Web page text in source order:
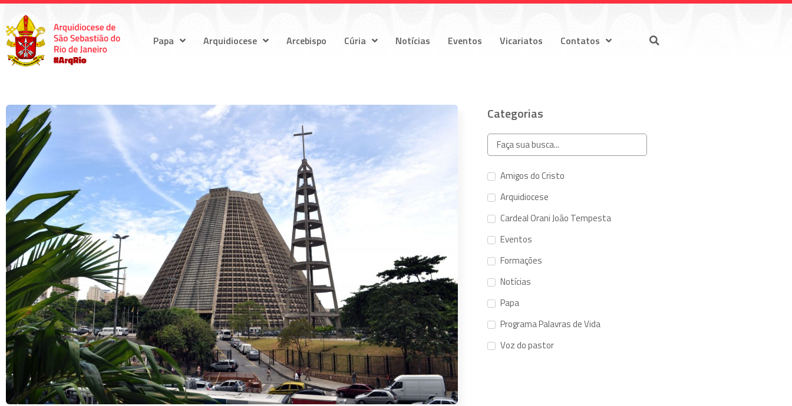
Papa Arquidiocese Arcebispo Cúria Notícias Eventos Vicariatos Contatos
Categorias
Amigos do Cristo
Arquidiocese
Cardeal Orani João Tempesta
Eventos
Formações
Notícias
Papa
Programa Palavras de Vida
Voz do pastor